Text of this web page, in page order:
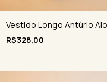
Vestido Longo Antúrio
R$328,00